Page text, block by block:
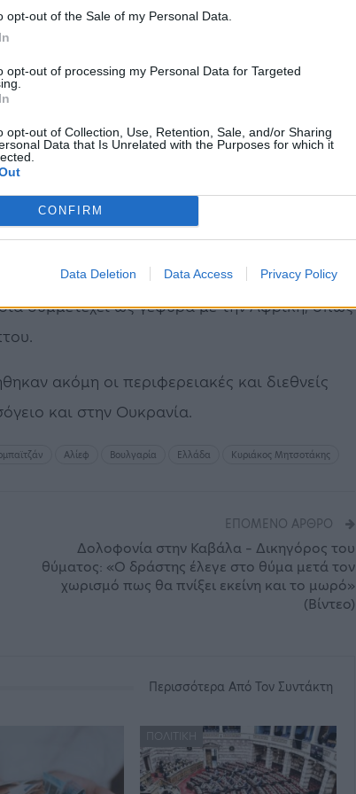
opt-out of the Sale of my Personal Data.
opt-out of processing my Personal Data for Targeted
opt-out of Collection, Use, Retention, Sale, and/or Sharing
Data that Is Unrelated with the Purposes for which it
CONFIRM
Data Deletion Data Access Privacy Policy
που διέρχεται από την Ελλάδα για τη
εφοδιασμού της Ευρώπης και ο ρόλος του
Ένωσης για την ενίσχυση της
της ενεργειακής «πράσινης» μετάβασης,
χωρών.
ρόλο που μπορεί να παίξει η Ελλάδα
των Βαλκανίων και της Ευρώπης λόγω
διαμορφώνει (Ρεβυθούσα, Αλεξανδρούπολη),
συμμετέχει ως γέφυρα με την Αφρική, όπως
ακόμη οι περιφερειακές και διεθνείς
και στην Ουκρανία.
Αλίεφ Βουλγαρία Ελλάδα Κυριάκος Μητσοτάκης
ΕΠΌΜΕΝΟ ΆΡΘΡΟ
Δολοφονία στην Καβάλα – Δικηγόρος του
θύματος: «Ο δράστης έλεγε στο θύμα μετά τον
χωρισμό πως θα πνίξει εκείνη και το μωρό»
(Βίντεο)
Περισσότερα Από Τον Συντάκτη
ΠΟΛΙΤΙΚΉ